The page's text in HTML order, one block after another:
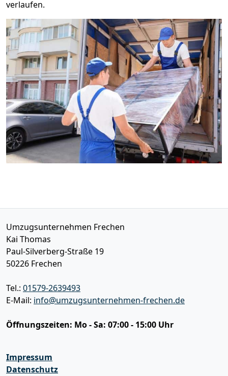
verlaufen.
Umzugsunternehmen Frechen
Kai Thomas
Paul-Silverberg-Straße 19
50226 Frechen
Tel.: 01579-2639493
E-Mail: info@umzugsunternehmen-frechen.de
Öffnungszeiten: Mo - Sa: 07:00 - 15:00 Uhr
Impressum
Datenschutz